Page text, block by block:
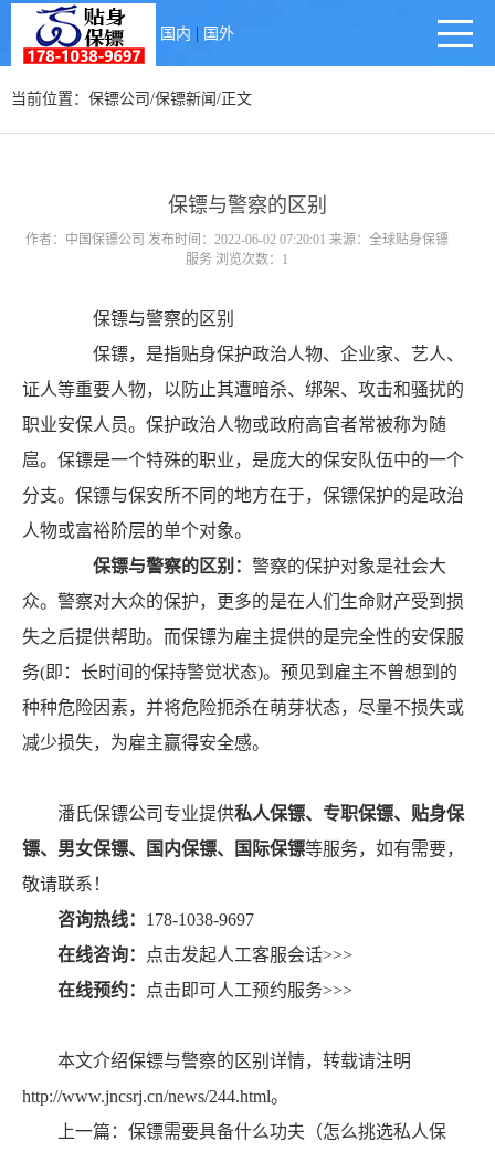
国内 | 国外
当前位置： 保镖公司 /保镖新闻 /正文
保镖与警察的区别
作者：中国保镖公司 发布时间：2022-06-02 07:20:01 来源：全球贴身保镖
服务 浏览次数：1
保镖与警察的区别
保镖，是指贴身保护政治人物、企业家、艺人、
证人等重要人物，以防止其遭暗杀、绑架、攻击和骚扰的
职业安保人员。保护政治人物或政府高官者常被称为随
扈。保镖是一个特殊的职业，是庞大的保安队伍中的一个
分支。保镖与保安所不同的地方在于，保镖保护的是政治
人物或富裕阶层的单个对象。
保镖与警察的区别： 警察的保护对象是社会大
众。警察对大众的保护，更多的是在人们生命财产受到损
失之后提供帮助。而保镖为雇主提供的是完全性的安保服
务(即：长时间的保持警觉状态)。预见到雇主不曾想到的
种种危险因素，并将危险扼杀在萌芽状态，尽量不损失或
减少损失，为雇主赢得安全感。
潘氏保镖公司专业提供私人保镖、专职保镖、贴身保
镖、男女保镖、国内保镖、国际保镖等服务，如有需要，
敬请联系！
咨询热线： 178-1038-9697
在线咨询：
点击发起人工客服会话>>>
在线预约：
点击即可人工预约服务>>>
本文介绍保镖与警察的区别详情，转载请注明
http://www.jncsrj.cn/news/244.html。
上一篇： 保镖需要具备什么功夫（怎么挑选私人保